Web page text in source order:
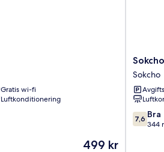
Gratis wi-fi
Luftkonditionering
Priset
499 kr
Sokcho
Marina
Bay
hotel
Sokcho
Sokcho
7.6
av
7,6 Bra
344